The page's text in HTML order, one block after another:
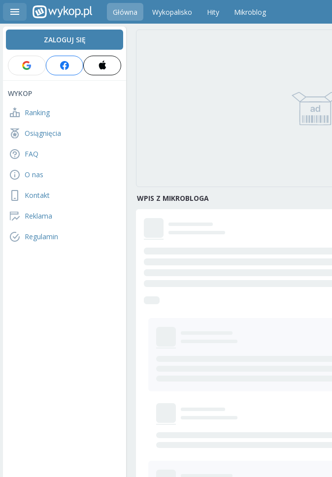
Główna Wykopalisko Hity Mikroblog
ZALOGUJ SIĘ
WYKOP
Ranking
Osiągnięcia
FAQ
O nas
Kontakt
Reklama
Regulamin
WPIS Z MIKROBLOGA